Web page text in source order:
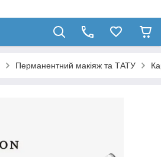
Перманентний макіяж та ТАТУ